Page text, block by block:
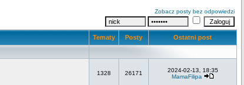
Zobacz posty bez odpowiedzi
Tematy Posty Ostatni post
1328 26171
2024-02-13, 18:35
MamaFilipa